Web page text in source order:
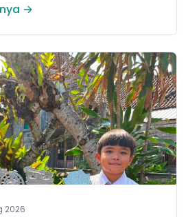
resep Nusantara
Melalui panduan resep
peserta berhasil
kreasi olahan pangan
lezat tetapi juga bergizi,
seimbang.
→
2026